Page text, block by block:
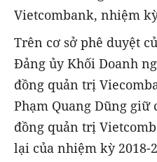
Vietcombank, nhiệm
Trên cơ sở phê duyệt
Đảng ủy Khối Doanh
đồng quản trị
Phạm Quang Dũng giữ
đồng quản trị
lại của nhiệm kỳ 2018-